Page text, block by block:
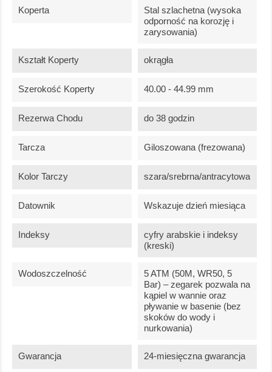
Koperta
Stal szlachetna (wysoka
odporność na korozję i
zarysowania)
Kształt Koperty okrągła
Szerokość Koperty 40.00 - 44.99 mm
Rezerwa Chodu do 38 godzin
Tarcza Giloszowana (frezowana)
Kolor Tarczy szara/srebrna/antracytowa
Datownik Wskazuje dzień miesiąca
Indeksy
cyfry arabskie i indeksy
(kreski)
Wodoszczelność
5 ATM (50M, WR50, 5
Bar) – zegarek pozwala na
kąpiel w wannie oraz
pływanie w basenie (bez
skoków do wody i
nurkowania)
Gwarancja 24-miesięczna gwarancja